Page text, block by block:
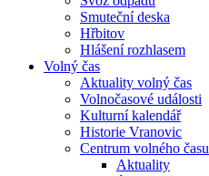
Smuteční deska
Hřbitov
Hlášení rozhlasem
Volný čas
Aktuality volný čas
Volnočasové události
Kulturní kalendář
Historie Vranovic
Centrum volného času
Aktuality